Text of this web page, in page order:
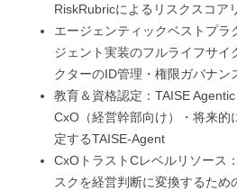
RiskRubricによるリスクスコア
エージェンティックベストプラ
ジェント実装のフルライフサイ
クターのID管理・権限ガバナン
教育＆資格認定：TAISE
CxO（経営幹部向け）・将来的
定するTAISE-Agent
CxOトラストCレベルリソース
スクを経営判断に変換するため